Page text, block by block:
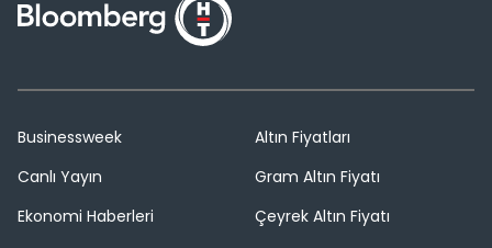
Businessweek
Canlı Yayın
Ekonomi Haberleri
Altın Fiyatları
Gram Altın Fiyatı
Çeyrek Altın Fiyatı